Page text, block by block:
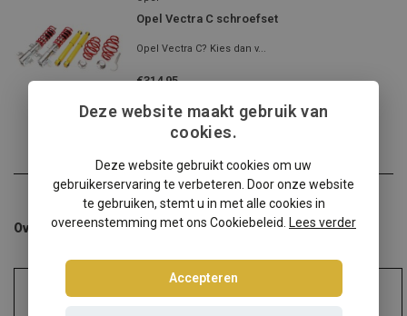
Opel Vectra C schroefset
Opel Vectra C? Kies dan v...
€314,95
Overige categorieën in Schroefsets
Deze website maakt gebruik van
cookies.
Deze website gebruikt cookies om uw
gebruikerservaring te verbeteren. Door onze website
te gebruiken, stemt u in met alle cookies in
overeenstemming met ons Cookiebeleid.
Lees verder
Accepteren